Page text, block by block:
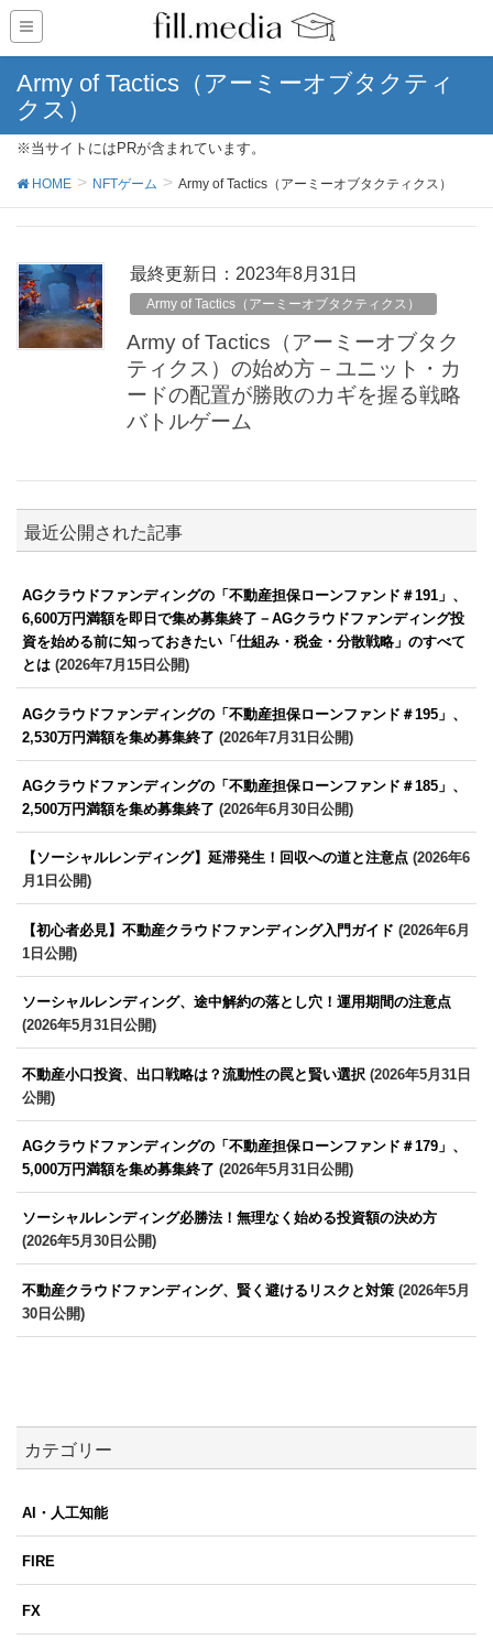
Army of Tactics（アーミーオブタクティ
クス）
※当サイトにはPRが含まれています。
HOME NFTゲーム Army of Tactics（アーミーオブタクティクス）
最終更新日：2023年8月31日
Army of Tactics（アーミーオブタクティクス）
Army of Tactics（アーミーオブタク
ティクス）の始め方－ユニット・カ
ードの配置が勝敗のカギを握る戦略
バトルゲーム
最近公開された記事
AGクラウドファンディングの「不動産担保ローンファンド＃191」、
6,600万円満額を即日で集め募集終了－AGクラウドファンディング投
資を始める前に知っておきたい「仕組み・税金・分散戦略」のすべて
とは (2026年7月15日公開)
AGクラウドファンディングの「不動産担保ローンファンド＃195」、
2,530万円満額を集め募集終了 (2026年7月31日公開)
AGクラウドファンディングの「不動産担保ローンファンド＃185」、
2,500万円満額を集め募集終了 (2026年6月30日公開)
【ソーシャルレンディング】延滞発生！回収への道と注意点 (2026年6
月1日公開)
【初心者必見】不動産クラウドファンディング入門ガイド (2026年6月
1日公開)
ソーシャルレンディング、途中解約の落とし穴！運用期間の注意点
(2026年5月31日公開)
不動産小口投資、出口戦略は？流動性の罠と賢い選択 (2026年5月31日
公開)
AGクラウドファンディングの「不動産担保ローンファンド＃179」、
5,000万円満額を集め募集終了 (2026年5月31日公開)
ソーシャルレンディング必勝法！無理なく始める投資額の決め方
(2026年5月30日公開)
不動産クラウドファンディング、賢く避けるリスクと対策 (2026年5月
30日公開)
カテゴリー
AI・人工知能
FIRE
FX